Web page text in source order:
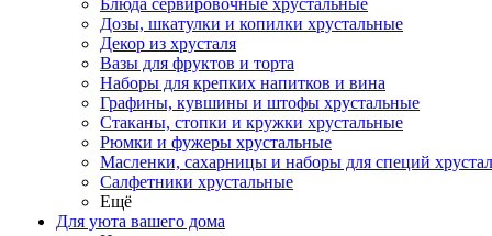
Блюда сервировочные хрустальные
Дозы, шкатулки и копилки хрустальные
Декор из хрусталя
Вазы для фруктов и торта
Наборы для крепких напитков и вина
Графины, кувшины и штофы хрустальные
Стаканы, стопки и кружки хрустальные
Рюмки и фужеры хрустальные
Масленки, сахарницы и наборы для специй
Салфетники хрустальные
Ещё
Для уюта вашего дома